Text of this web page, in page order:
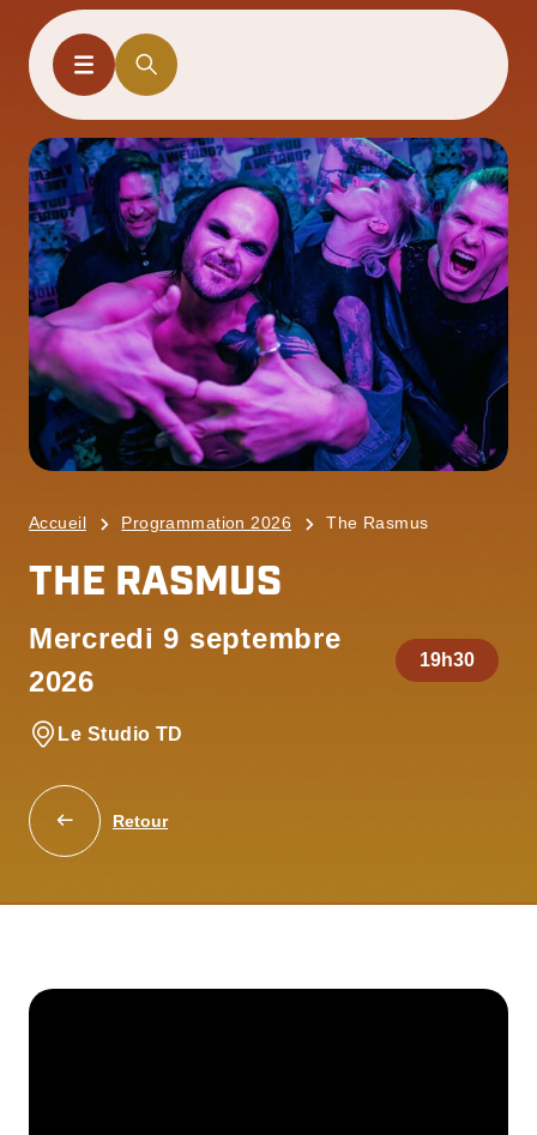
Accueil Programmation 2026 The Rasmus
THE RASMUS
Mercredi 9 septembre
2026
19h30
Le Studio TD
Retour